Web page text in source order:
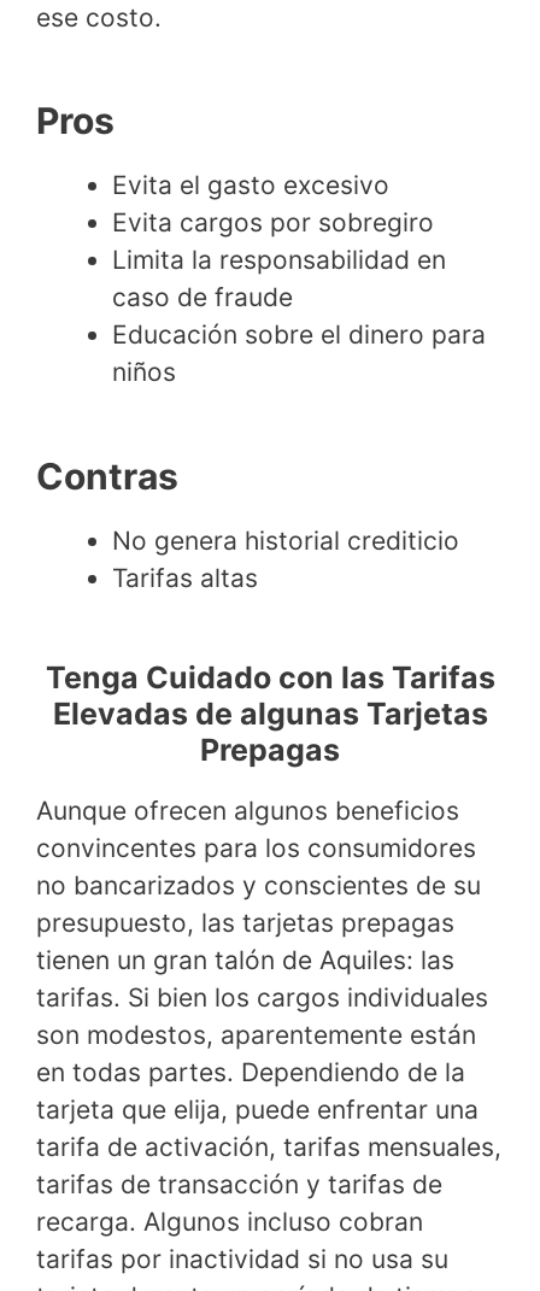
ese costo.
Pros
Evita el gasto excesivo
Evita cargos por sobregiro
Limita la responsabilidad en
caso de fraude
Educación sobre el dinero para
niños
Contras
No genera historial crediticio
Tarifas altas
Tenga Cuidado con las Tarifas
Elevadas de algunas Tarjetas
Prepagas
Aunque ofrecen algunos beneficios
convincentes para los consumidores
no bancarizados y conscientes de su
presupuesto, las tarjetas prepagas
tienen un gran talón de Aquiles: las
tarifas. Si bien los cargos individuales
son modestos, aparentemente están
en todas partes. Dependiendo de la
tarjeta que elija, puede enfrentar una
tarifa de activación, tarifas mensuales,
tarifas de transacción y tarifas de
recarga. Algunos incluso cobran
tarifas por inactividad si no usa su